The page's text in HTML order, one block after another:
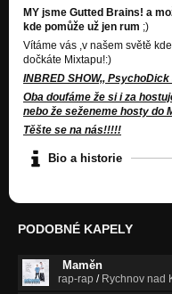
MY jsme Gutted Brains! a
kde pomůže už jen rum ;)
Vítáme vás ,v našem světě
dočkáte Mixtapu!:)
INBRED SHOW,,
Oba doufáme že si i za
nebo že seženeme hosty do
Těšte se na nás!!!!!
Bio a historie
PODOBNÉ KAPELY
Maměn
rap-rap / Rychnov nad